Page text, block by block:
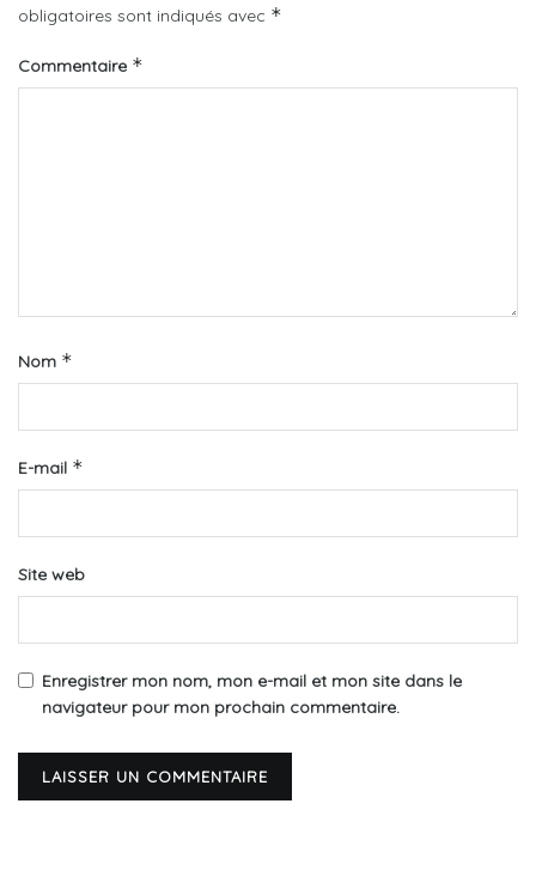
obligatoires sont indiqués avec *
Commentaire *
Nom *
E-mail *
Site web
Enregistrer mon nom, mon e-mail et mon site dans le
navigateur pour mon prochain commentaire.